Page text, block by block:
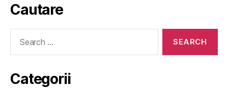
Cautare
Categorii